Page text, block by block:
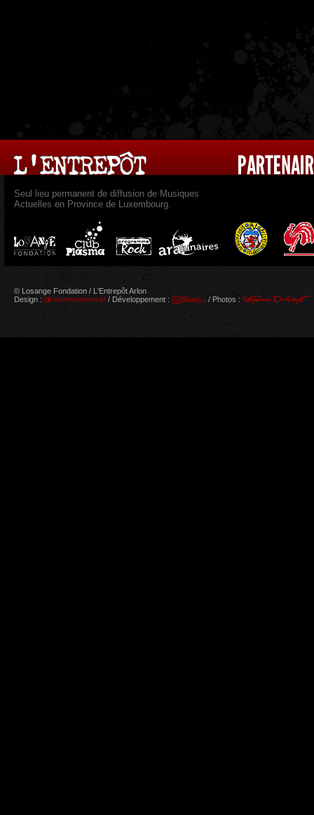
Seul lieu permanent de diffusion de Musiques
Actuelles en Province de Luxembourg.
© Losange Fondation / L'Entrepôt Arlon
Design :
/ Développement : / Photos :